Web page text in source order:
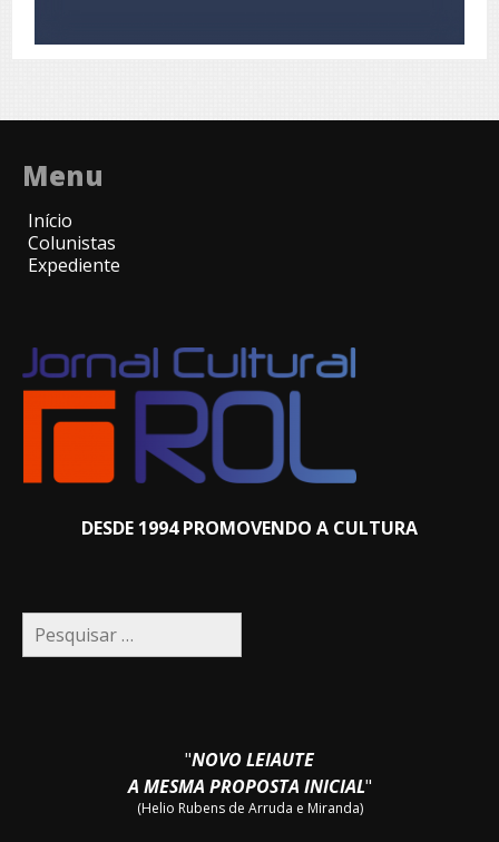
Menu
Início
Colunistas
Expediente
DESDE 1994 PROMOVENDO A CULTURA
Pesquisar
por:
"NOVO LEIAUTE
A MESMA PROPOSTA INICIAL"
(Helio Rubens de Arruda e Miranda)